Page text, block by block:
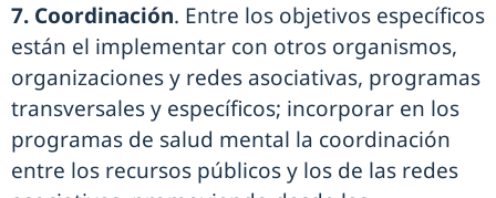
7. Coordinación. Entre los objetivos específicos
están el implementar con otros organismos,
organizaciones y redes asociativas, programas
transversales y específicos; incorporar en los
programas de salud mental la coordinación
entre los recursos públicos y los de las redes